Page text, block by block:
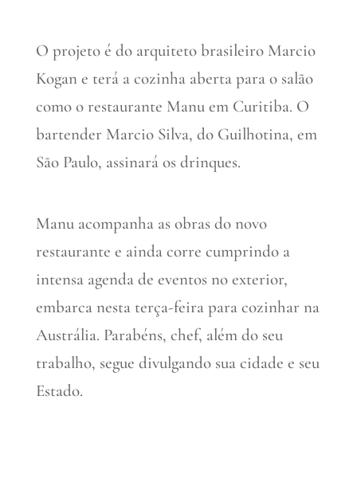
O projeto é do arquiteto brasileiro Marcio
Kogan e terá a cozinha aberta para o salão
como o restaurante Manu em Curitiba. O
bartender Marcio Silva, do Guilhotina, em
São Paulo, assinará os drinques.
Manu acompanha as obras do novo
restaurante e ainda corre cumprindo a
intensa agenda de eventos no exterior,
embarca nesta terça-feira para cozinhar na
Austrália. Parabéns, chef, além do seu
trabalho, segue divulgando sua cidade e seu
Estado.